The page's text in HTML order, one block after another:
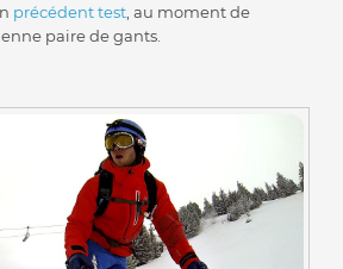
précédent test , au moment de
paire de gants.